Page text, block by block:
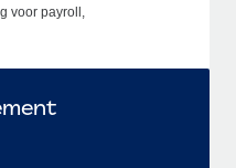
voor payroll,